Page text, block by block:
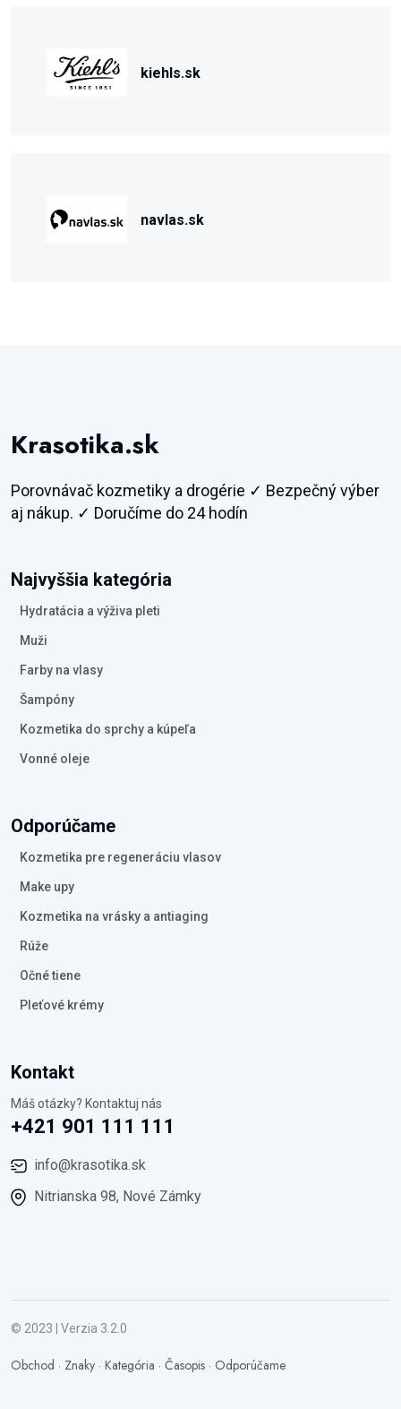
kiehls.sk
navlas.sk
Krasotika.sk
Porovnávač kozmetiky a drogérie ✓ Bezpečný výber
aj nákup. ✓ Doručíme do 24 hodín
Najvyššia kategória
Hydratácia a výživa pleti
Muži
Farby na vlasy
Šampóny
Kozmetika do sprchy a kúpeľa
Vonné oleje
Odporúčame
Kozmetika pre regeneráciu vlasov
Make upy
Kozmetika na vrásky a antiaging
Rúže
Očné tiene
Pleťové krémy
Kontakt
Máš otázky? Kontaktuj nás
+421 901 111 111
info@krasotika.sk
Nitrianska 98, Nové Zámky
© 2023 | Verzia 3.2.0
Obchod · Znaky · Kategória · Časopis · Odporúčame